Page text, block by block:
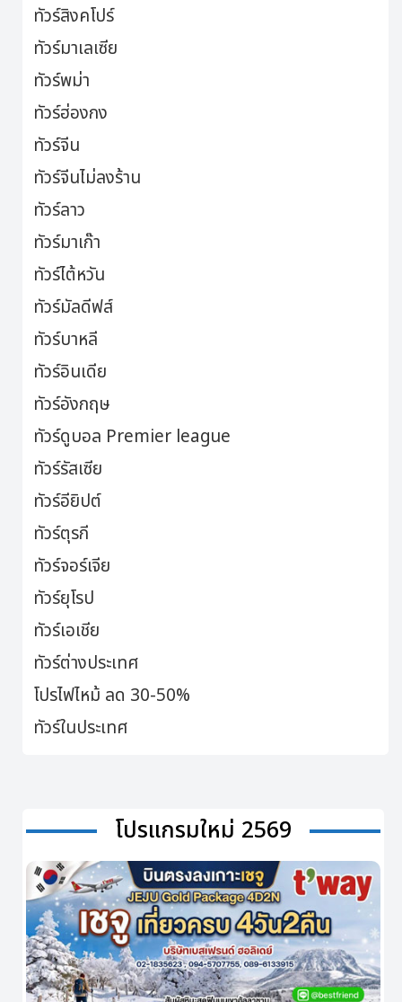
ทัวร์สิงคโปร์
ทัวร์มาเลเซีย
ทัวร์พม่า
ทัวร์ฮ่องกง
ทัวร์จีน
ทัวร์จีนไม่ลงร้าน
ทัวร์ลาว
ทัวร์มาเก๊า
ทัวร์ไต้หวัน
ทัวร์มัลดีฟส์
ทัวร์บาหลี
ทัวร์อินเดีย
ทัวร์อังกฤษ
ทัวร์ดูบอล Premier league
ทัวร์รัสเซีย
ทัวร์อียิปต์
ทัวร์ตุรกี
ทัวร์จอร์เจีย
ทัวร์ยุโรป
ทัวร์เอเชีย
ทัวร์ต่างประเทศ
โปรไฟไหม้ ลด 30-50%
ทัวร์ในประเทศ
โปรแกรมใหม่ 2569